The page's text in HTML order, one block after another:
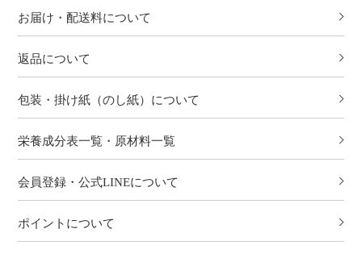
お届け・配送料について
返品について
包装・掛け紙（のし紙）について
栄養成分表一覧・原材料一覧
会員登録・公式LINEについて
ポイントについて